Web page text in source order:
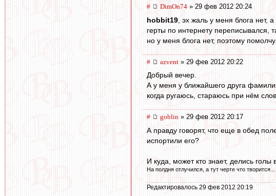
# DimOn74 » 29 фев 2012 20:24
hobbit19 , эх жаль у меня блога
герты по интернету переписывался,
но у меня блога нет, поэтому помолчу.
# azvent » 29 фев 2012 20:22
Добрый вечер.
А у меня у ближайшего друга
когда ругаюсь, стараюсь при нём
# goblin » 29 фев 2012 20:17
А правду говорят, что еще в обед
испортили его?
И куда, может кто знает, делись
На полдня отлучился, а тут черте что творится...
Редактировалось 29 фев 2012 20:19